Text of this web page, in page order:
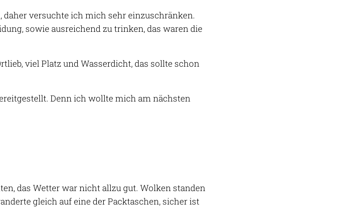
versuchte ich mich sehr einzuschränken.
sowie ausreichend zu trinken, das waren die
viel Platz und Wasserdicht, das sollte schon
Denn ich wollte mich am nächsten
das Wetter war nicht allzu gut. Wolken standen
gleich auf eine der Packtaschen, sicher ist